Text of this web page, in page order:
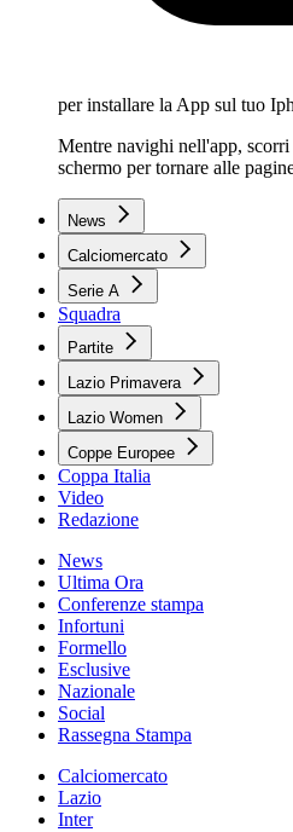
per installare la App sul tuo
Mentre navighi nell'app,
schermo per tornare alle
News
Calciomercato
Serie A
Squadra
Partite
Lazio Primavera
Lazio Women
Coppe Europee
Coppa Italia
Video
Redazione
News
Ultima Ora
Conferenze stampa
Infortuni
Formello
Esclusive
Nazionale
Social
Rassegna Stampa
Calciomercato
Lazio
Inter